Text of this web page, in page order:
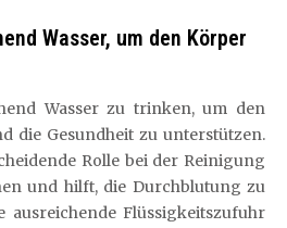
Wasser, um den Körper
Wasser zu trinken, um den
die Gesundheit zu unterstützen.
Rolle bei der Reinigung
und hilft, die Durchblutung zu
ausreichende Flüssigkeitszufuhr